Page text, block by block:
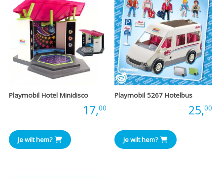
Playmobil Hotel Minidisco
17,00
Je wilt hem?
Playmobil 5267 Hotelbus
25,00
Je wilt hem?